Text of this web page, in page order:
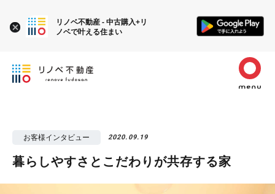
お客様インタビュー 2020.09.19
暮らしやすさとこだわりが共存する家
リノベ不動産 - 中古購入+リ
ノベで叶える住まい